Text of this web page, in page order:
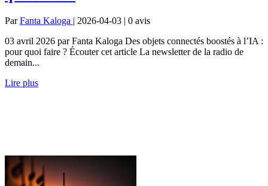
ParFanta Kaloga | 2026-04-03 | 0 avis
03 avril 2026 par Fanta Kaloga Des objets connectés boostés à l’IA :
pour quoi faire ? Écouter cet article La newsletter de la radio de
demain...
Lire plus